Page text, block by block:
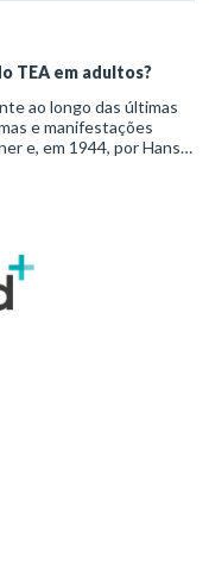
TEA em adultos?
e manifestações
e, em 1944, por Hans